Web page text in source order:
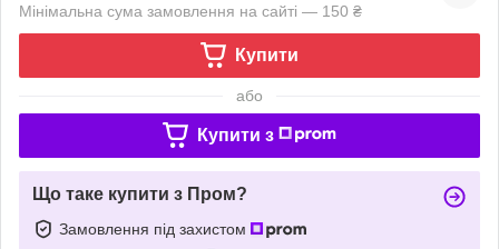
Мінімальна сума замовлення на сайті — 150 ₴
Купити
або
Купити з
Що таке купити з Пром?
Замовлення під захистом